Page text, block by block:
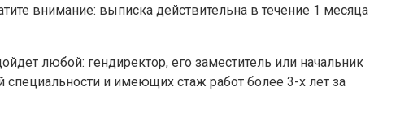
внимание: выписка действительна в течение 1 месяца
любой: гендиректор, его заместитель или начальник
и имеющих стаж работ более 3-х лет за